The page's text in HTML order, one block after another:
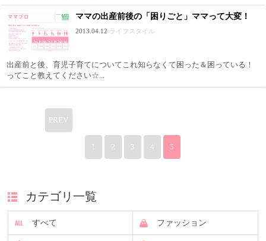
ママの出産前後の「困りごと」ママって大変！
2013.04.12 ライフスタイル
出産前と後、育児子育てについてこれ知らなくて困った＆困っている！
ってこと教えてください☆...
PREV
2 3 4 5
カテゴリ一覧
すべて ファッション